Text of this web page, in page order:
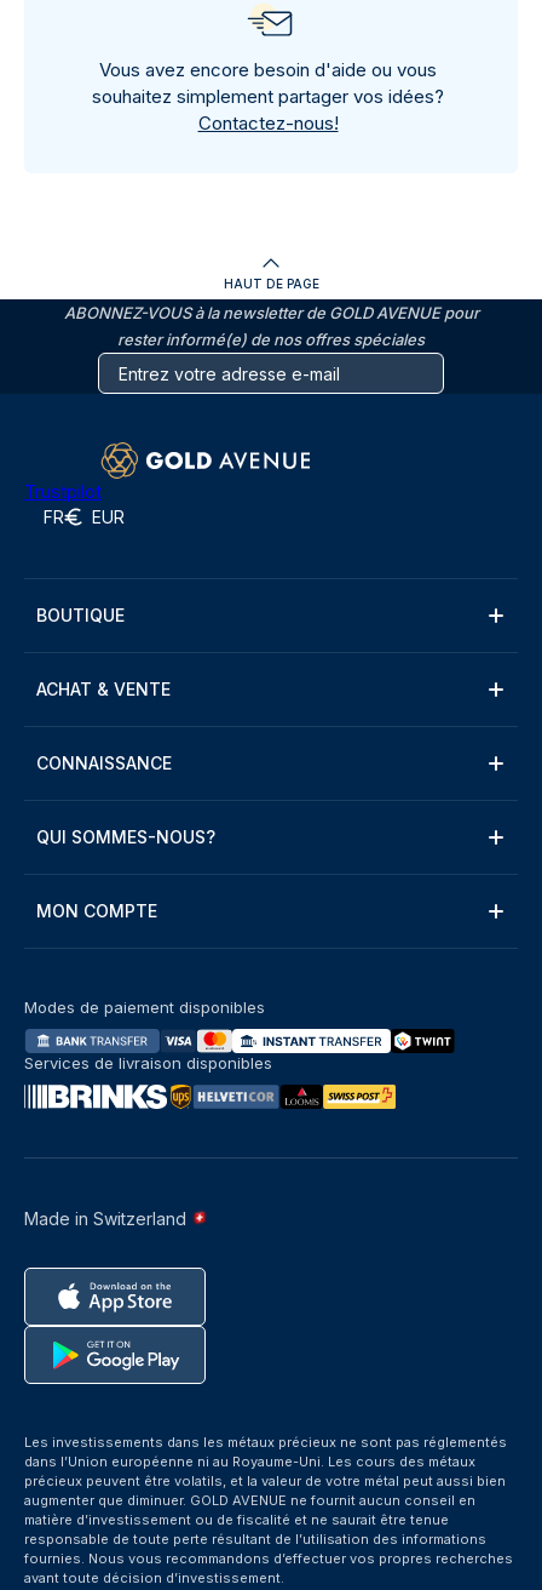
Vous avez encore besoin d'aide ou vous
souhaitez simplement partager vos idées?
Contactez-nous!
HAUT DE PAGE
ABONNEZ-VOUS à la newsletter de GOLD AVENUE pour
rester informé(e) de nos offres spéciales
Trustpilot
FR EUR
BOUTIQUE
ACHAT & VENTE
CONNAISSANCE
QUI SOMMES-NOUS?
MON COMPTE
Made in Switzerland
Modes de paiement disponibles
Services de livraison disponibles
Les investissements dans les métaux précieux ne sont pas réglementés
dans l’Union européenne ni au Royaume-Uni. Les cours des métaux
précieux peuvent être volatils, et la valeur de votre métal peut aussi bien
augmenter que diminuer. GOLD AVENUE ne fournit aucun conseil en
matière d’investissement ou de fiscalité et ne saurait être tenue
responsable de toute perte résultant de l’utilisation des informations
fournies. Nous vous recommandons d’effectuer vos propres recherches
avant toute décision d’investissement.